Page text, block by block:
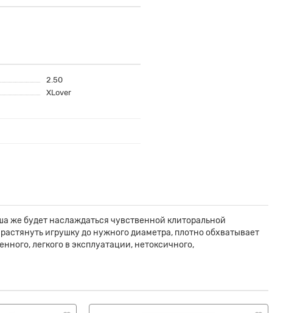
2.50
XLover
же будет наслаждаться чувственной клиторальной
игрушку до нужного диаметра, плотно обхватывает
легкого в эксплуатации, нетоксичного,